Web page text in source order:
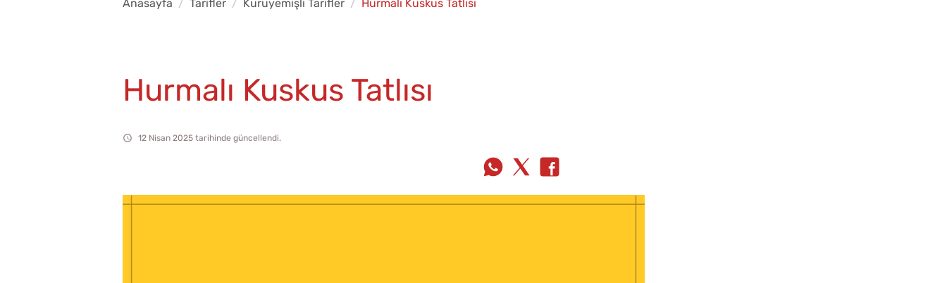
Anasayfa Tarifler Kuruyemişli Tarifler Hurmalı Kuskus Tatlısı
Hurmalı Kuskus Tatlısı
12 Nisan 2025 tarihinde güncellendi.